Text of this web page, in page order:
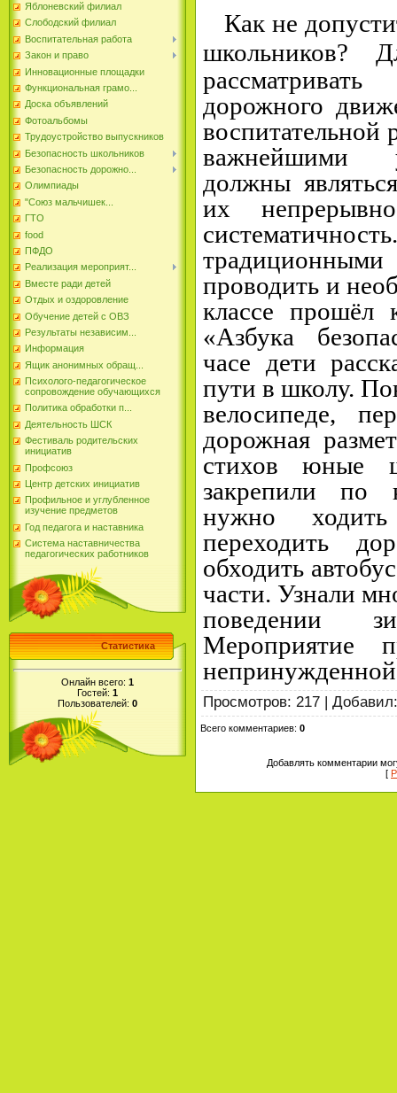
Яблоневский филиал
Слободский филиал
Воспитательная работа
Закон и право
Инновационные площадки
Функциональная грамо...
Доска объявлений
Фотоальбомы
Трудоустройство выпускников
Безопасность школьников
Безопасность дорожно...
Олимпиады
"Союз мальчишек...
ГТО
food
ПФДО
Реализация мероприят...
Вместе ради детей
Отдых и оздоровление
Обучение детей с ОВЗ
Результаты независим...
Информация
Ящик анонимных обращ...
Психолого-педагогическое
сопровождение обучающихся
Политика обработки п...
Деятельность ШСК
Фестиваль родительских
инициатив
Профсоюз
Центр детских инициатив
Профильное и углубленное
изучение предметов
Год педагога и наставника
Система наставничества
педагогических работников
Статистика
Онлайн всего: 1
Гостей: 1
Пользователей: 0
Как не
школьников?
дорожного
важнейшими
должны
их
проводить и
классе прошёл
«Азбука
часе дети
пути в школу.
велосипеде,
дорожная
стихов юные
закрепили по
нужно
переходить
обходить
части. Узнали
поведении
Мероприятие
непринужденной
Просмотров: 217 | Добавил:
Всего комментариев: 0
Добавлять комментарии
[